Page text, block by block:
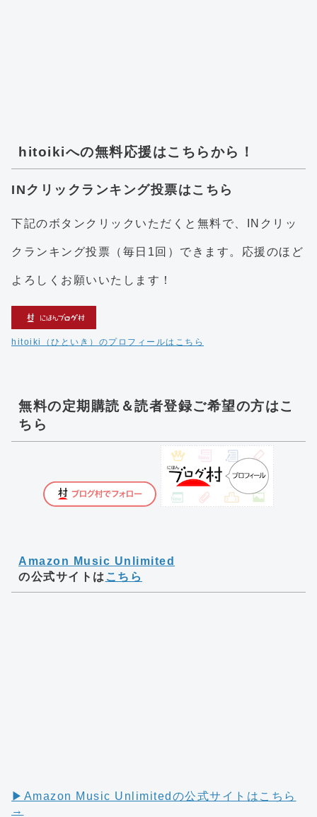
hitoikiへの無料応援はこちらから！
INクリックランキング投票はこちら
下記のボタンクリックいただくと無料で、INクリッ
クランキング投票（毎日1回）できます。応援のほど
よろしくお願いいたします！
hitoiki（ひといき）のプロフィールはこちら
無料の定期購読＆読者登録ご希望の方はこ
ちら
Amazon Music Unlimited
の公式サイトは こちら
▶︎Amazon Music Unlimitedの公式サイトはこちら
→